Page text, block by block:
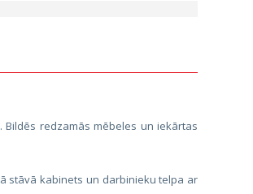
redzamās mēbeles un iekārtas
stāvā kabinets un darbinieku telpa ar